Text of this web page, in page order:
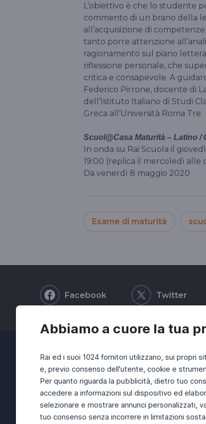
Abbiamo a cuore la tua
Rai ed i suoi 1024 fornitori utilizzano, sui propri
e, previo consenso dell'utente, cookie e
Per quanto riguarda la pubblicità, dietro tuo
accedere a informazioni sul dispositivo ed
selezionare e mostrare annunci personalizzati,
tuo consenso senza incorrere in limitazioni
L’obiettivo è che lo studente
commento di un brano della
all’acquisizione di
tanto porre attenzione
ragionamento sul piano
riflessione personale, che
critica e consapevole. A
Federico Pirrone, docente di
dell’Istituto Italiano di Studi
Greca all’Università Roma Tre.
Scuol@Casa Maturità – Latino /
In onda su Rai Scuola il
19:00 (replica il mercoledì alle
Da venerdì 8 maggio 2020
Esame di maturità
Facebook Twitter